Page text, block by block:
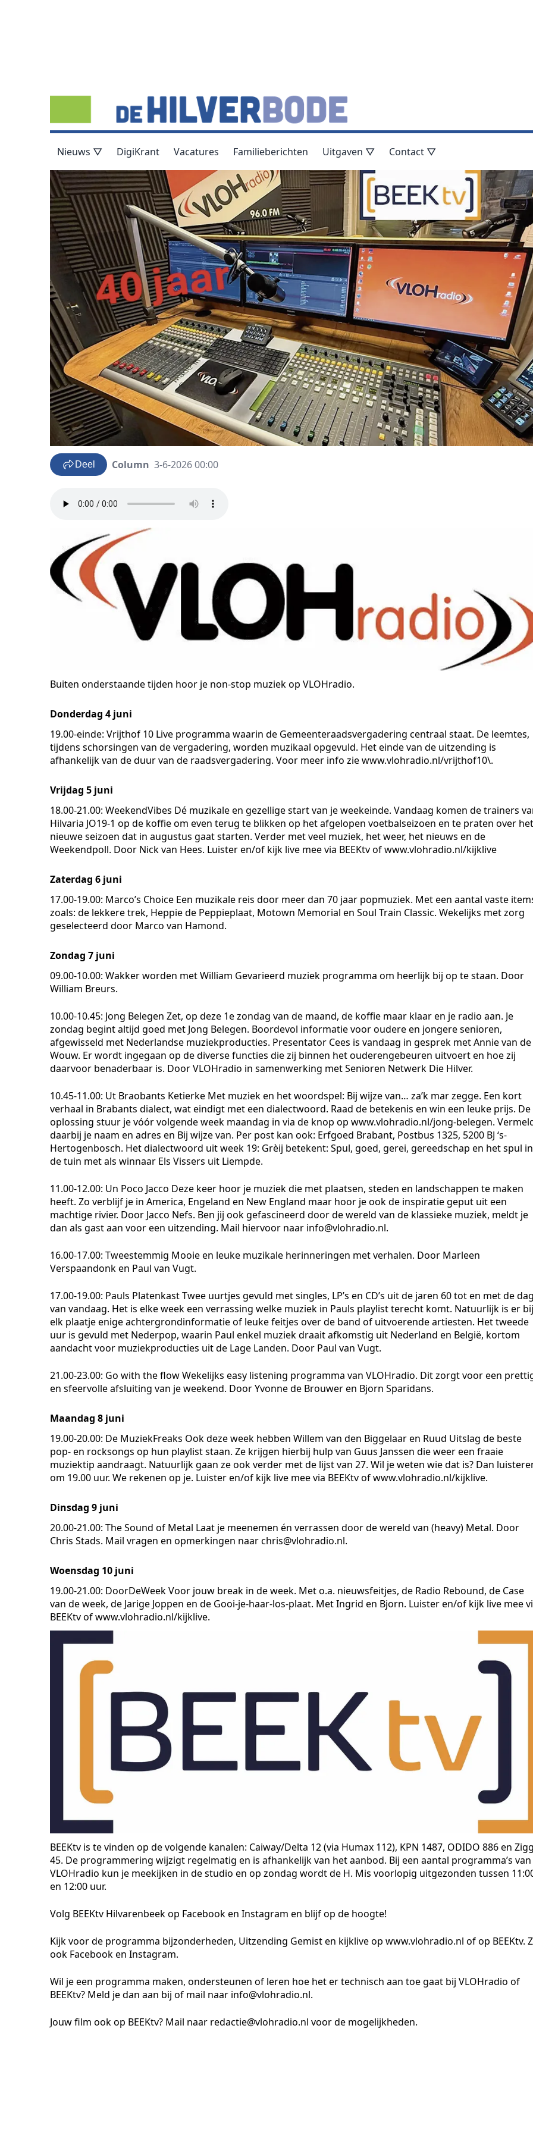
Nieuws ▽ DigiKrant Vacatures Familieberichten Uitgaven ▽ Contact ▽
Deel Column 3-6-2026 00:00
Buiten onderstaande tijden hoor je non-stop muziek op VLOHradio.
Donderdag 4 juni
19.00-einde: Vrijthof 10 Live programma waarin de Gemeenteraadsvergadering centraal staat. De leemtes,
tijdens schorsingen van de vergadering, worden muzikaal opgevuld. Het einde van de uitzending is
afhankelijk van de duur van de raadsvergadering. Voor meer info zie www.vlohradio.nl/vrijthof10\.
Vrijdag 5 juni
18.00-21.00: WeekendVibes Dé muzikale en gezellige start van je weekeinde. Vandaag komen de trainers
Hilvaria JO19-1 op de koffie om even terug te blikken op het afgelopen voetbalseizoen en te praten over het
nieuwe seizoen dat in augustus gaat starten. Verder met veel muziek, het weer, het nieuws en de
Weekendpoll. Door Nick van Hees. Luister en/of kijk live mee via BEEKtv of www.vlohradio.nl/kijklive
Zaterdag 6 juni
17.00-19.00: Marco’s Choice Een muzikale reis door meer dan 70 jaar popmuziek. Met een aantal vaste
zoals: de lekkere trek, Heppie de Peppieplaat, Motown Memorial en Soul Train Classic. Wekelijks met zorg
geselecteerd door Marco van Hamond.
Zondag 7 juni
09.00-10.00: Wakker worden met William Gevarieerd muziek programma om heerlijk bij op te staan. Door
William Breurs.
10.00-10.45: Jong Belegen Zet, op deze 1e zondag van de maand, de koffie maar klaar en je radio aan. Je
zondag begint altijd goed met Jong Belegen. Boordevol informatie voor oudere en jongere senioren,
afgewisseld met Nederlandse muziekproducties. Presentator Cees is vandaag in gesprek met Annie van de
Wouw. Er wordt ingegaan op de diverse functies die zij binnen het ouderengebeuren uitvoert en hoe zij
daarvoor benaderbaar is. Door VLOHradio in samenwerking met Senioren Netwerk Die Hilver.
10.45-11.00: Ut Braobants Ketierke Met muziek en het woordspel: Bij wijze van… za’k mar zegge. Een kort
verhaal in Brabants dialect, wat eindigt met een dialectwoord. Raad de betekenis en win een leuke prijs. De
oplossing stuur je vóór volgende week maandag in via de knop op www.vlohradio.nl/jong-belegen.
daarbij je naam en adres en Bij wijze van. Per post kan ook: Erfgoed Brabant, Postbus 1325, 5200 BJ ‘s-
Hertogenbosch. Het dialectwoord uit week 19: Grèij betekent: Spul, goed, gerei, gereedschap en het spul in
de tuin met als winnaar Els Vissers uit Liempde.
11.00-12.00: Un Poco Jacco Deze keer hoor je muziek die met plaatsen, steden en landschappen te maken
heeft. Zo verblijf je in America, Engeland en New England maar hoor je ook de inspiratie geput uit een
machtige rivier. Door Jacco Nefs. Ben jij ook gefascineerd door de wereld van de klassieke muziek, meldt je
dan als gast aan voor een uitzending. Mail hiervoor naar info@vlohradio.nl.
16.00-17.00: Tweestemmig Mooie en leuke muzikale herinneringen met verhalen. Door Marleen
Verspaandonk en Paul van Vugt.
17.00-19.00: Pauls PlatenkastTwee uurtjes gevuld met singles, LP’s en CD’s uit de jaren 60 tot en met de
van vandaag. Het is elke week een verrassing welke muziek in Pauls playlist terecht komt. Natuurlijk is er bij
elk plaatje enige achtergrondinformatie of leuke feitjes over de band of uitvoerende artiesten. Het tweede
uur is gevuld met Nederpop, waarin Paul enkel muziek draait afkomstig uit Nederland en België, kortom
aandacht voor muziekproducties uit de Lage Landen. Door Paul van Vugt.
21.00-23.00: Go with the flowWekelijks easy listening programma van VLOHradio. Dit zorgt voor een
en sfeervolle afsluiting van je weekend. Door Yvonne de Brouwer en Bjorn Sparidans.
Maandag 8 juni
19.00-20.00: De MuziekFreaks Ook deze week hebben Willem van den Biggelaar en Ruud Uitslag de beste
pop- en rocksongs op hun playlist staan. Ze krijgen hierbij hulp van Guus Janssen die weer een fraaie
muziektip aandraagt. Natuurlijk gaan ze ook verder met de lijst van 27. Wil je weten wie dat is? Dan
om 19.00 uur. We rekenen op je. Luister en/of kijk live mee via BEEKtv of www.vlohradio.nl/kijklive.
Dinsdag 9 juni
20.00-21.00: The Sound of Metal Laat je meenemen én verrassen door de wereld van (heavy) Metal. Door
Chris Stads. Mail vragen en opmerkingen naar chris@vlohradio.nl.
Woensdag 10 juni
19.00-21.00: DoorDeWeekVoor jouw break in de week. Met o.a. nieuwsfeitjes, de Radio Rebound, de Case
van de week, de Jarige Joppen en de Gooi-je-haar-los-plaat. Met Ingrid en Bjorn. Luister en/of kijk live mee
BEEKtv of www.vlohradio.nl/kijklive.
BEEKtv is te vinden op de volgende kanalen: Caiway/Delta 12 (via Humax 112), KPN 1487, ODIDO 886 en
45. De programmering wijzigt regelmatig en is afhankelijk van het aanbod. Bij een aantal programma’s van
VLOHradio kun je meekijken in de studio en op zondag wordt de H. Mis voorlopig uitgezonden tussen
en 12:00 uur.
Volg BEEKtv Hilvarenbeek op Facebook en Instagram en blijf op de hoogte!
Kijk voor de programma bijzonderheden, Uitzending Gemist en kijklive op www.vlohradio.nl of op BEEKtv.
ook Facebook en Instagram.
Wil je een programma maken, ondersteunen of leren hoe het er technisch aan toe gaat bij VLOHradio of
BEEKtv? Meld je dan aan bij of mail naar info@vlohradio.nl.
Jouw film ook op BEEKtv? Mail naar redactie@vlohradio.nl voor de mogelijkheden.